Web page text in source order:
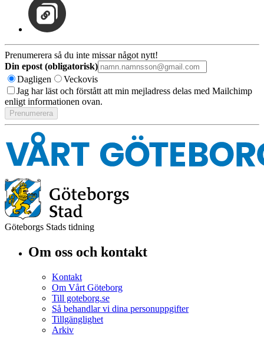
Prenumerera så du inte missar något nytt!
Din epost (obligatorisk)
Dagligen
Veckovis
Jag har läst och förstått att min mejladress delas med Mailchimp
enligt informationen ovan.
Göteborgs Stads tidning
Om oss och kontakt
Kontakt
Om Vårt Göteborg
Till goteborg.se
Så behandlar vi dina personuppgifter
Tillgänglighet
Arkiv